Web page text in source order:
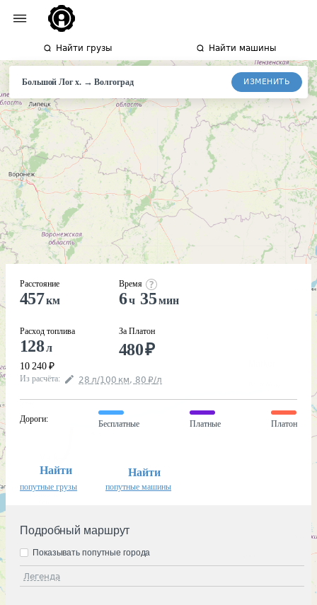
Найти грузы Найти машины
Большой Лог х.→Волгоград ИЗМЕНИТЬ
Расстояние
457км
Расход топлива
128л
10 240 ₽
Время
6ч 35мин
За Платон
480₽
Из расчёта: 28 л/100 км, 80 ₽/л
Дороги:
Бесплатные Платные Платон
Найти
попутные грузы
Найти
попутные машины
Подробный маршрут
Легенда
Показывать попутные города